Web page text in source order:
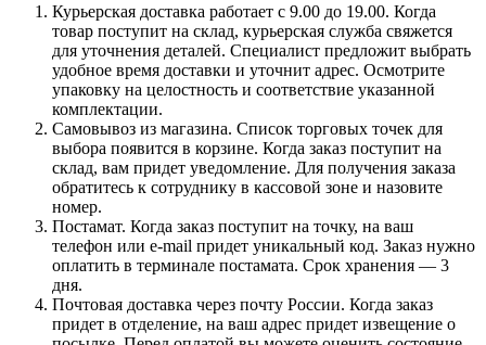
Курьерская доставка работает с 9.00 до 19.00. Когда
товар поступит на склад, курьерская служба свяжется
для уточнения деталей. Специалист предложит выбрать
удобное время доставки и уточнит адрес. Осмотрите
упаковку на целостность и соответствие указанной
комплектации.
Самовывоз из магазина. Список торговых точек для
выбора появится в корзине. Когда заказ поступит на
склад, вам придет уведомление. Для получения заказа
обратитесь к сотруднику в кассовой зоне и назовите
номер.
Постамат. Когда заказ поступит на точку, на ваш
телефон или e-mail придет уникальный код. Заказ нужно
оплатить в терминале постамата. Срок хранения — 3
дня.
Почтовая доставка через почту России. Когда заказ
придет в отделение, на ваш адрес придет извещение о